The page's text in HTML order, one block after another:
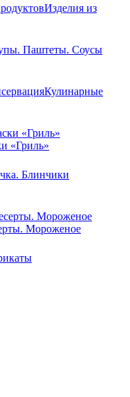
Изделия из
Паштеты. Соусы
Кулинарные
«Гриль»
Блинчики
Мороженое